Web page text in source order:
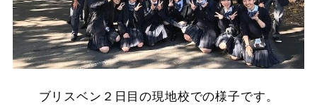
ブリスベン２日目の現地校での様子です。